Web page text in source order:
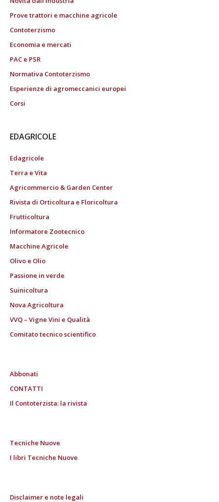
Prove trattori e macchine agricole
Contoterzismo
Economia e mercati
PAC e PSR
Normativa Contoterzismo
Esperienze di agromeccanici europei
Corsi
EDAGRICOLE
Edagricole
Terra e Vita
Agricommercio & Garden Center
Rivista di Orticoltura e Floricoltura
Frutticoltura
Informatore Zootecnico
Macchine Agricole
Olivo e Olio
Passione in verde
Suinicoltura
Nova Agricoltura
VVQ – Vigne Vini e Qualità
Comitato tecnico scientifico
Abbonati
CONTATTI
Il Contoterzista: la rivista
Tecniche Nuove
I libri Tecniche Nuove
Disclaimer e note legali